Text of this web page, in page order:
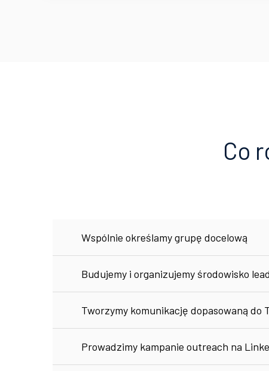
Co
Wspólnie określamy grupę docelową
Budujemy i organizujemy środowisko
Tworzymy komunikację dopasowaną do
Prowadzimy kampanie outreach na